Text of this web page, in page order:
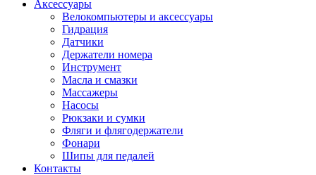
Аксессуары
Велокомпьютеры и аксессуары
Гидрация
Датчики
Держатели номера
Инструмент
Масла и смазки
Массажеры
Насосы
Рюкзаки и сумки
Фляги и флягодержатели
Фонари
Шипы для педалей
Контакты